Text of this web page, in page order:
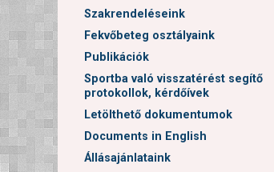
Szakrendeléseink
Fekvőbeteg osztályaink
Publikációk
Sportba való visszatérést segítő
protokollok, kérdőívek
Letölthető dokumentumok
Documents in English
Állásajánlataink